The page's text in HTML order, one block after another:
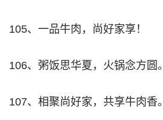
105、一品牛肉，尚好家享！
106、粥饭思华夏，火锅念方圆。
107、相聚尚好家，共享牛肉香。